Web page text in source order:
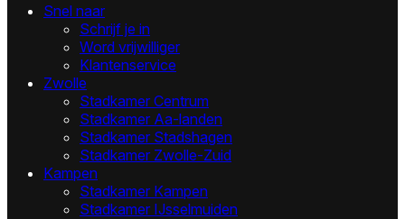
Snel naar
Schrijf je in
Word vrijwilliger
Klantenservice
Zwolle
Stadkamer Centrum
Stadkamer Aa-landen
Stadkamer Stadshagen
Stadkamer Zwolle-Zuid
Kampen
Stadkamer Kampen
Stadkamer IJsselmuiden